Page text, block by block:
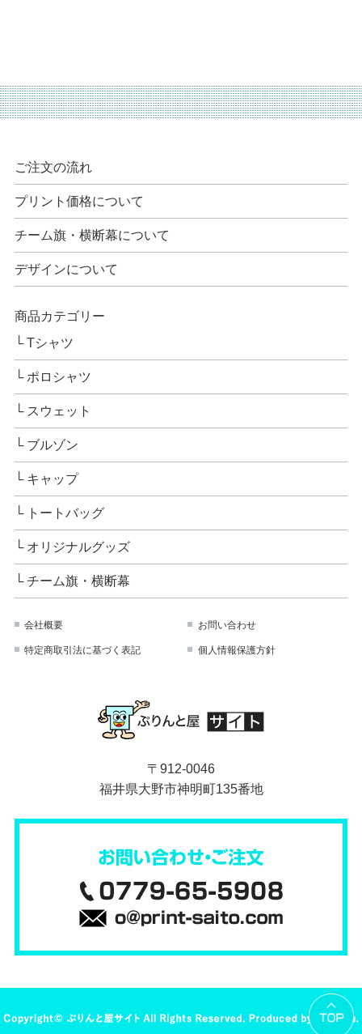
〒912-0046
福井県大野市神明町135番地
ご注文の流れ
プリント価格について
チーム旗・横断幕について
デザインについて
商品カテゴリー
Tシャツ
ポロシャツ
スウェット
ブルゾン
キャップ
トートバッグ
オリジナルグッズ
チーム旗・横断幕
会社概要 お問い合わせ
特定商取引法に基づく表記 個人情報保護方針